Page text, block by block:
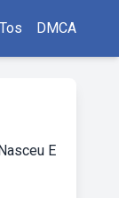
Tos DMCA
E